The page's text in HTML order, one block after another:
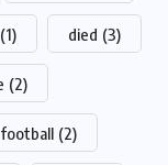
(1) died (3)
(2)
football (2)